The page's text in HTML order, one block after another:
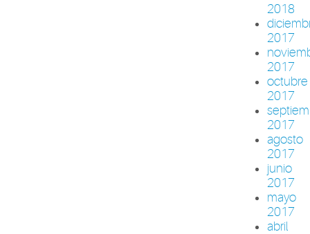
2018
2017
2017
octubre
2017
2017
agosto
2017
junio
2017
mayo
2017
abril